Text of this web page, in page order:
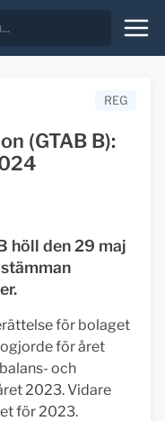
REG
(GTAB B):
höll den 29 maj
för bolaget
för året
och
2023. Vidare
för 2023.